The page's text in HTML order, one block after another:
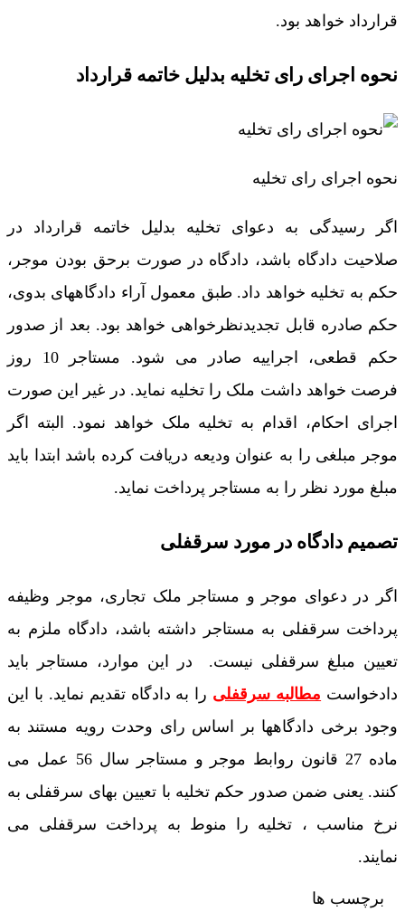
قرارداد خواهد بود.
نحوه اجرای رای تخلیه بدلیل خاتمه قرارداد
نحوه اجرای رای تخلیه
اگر رسیدگی به دعوای تخلیه بدلیل خاتمه قرارداد در
صلاحیت دادگاه باشد، دادگاه در صورت برحق بودن موجر،
حکم به تخلیه خواهد داد. طبق معمول آراء دادگاههای بدوی،
حکم صادره قابل تجدیدنظرخواهی خواهد بود. بعد از صدور
حکم قطعی، اجراییه صادر می شود. مستاجر 10 روز
فرصت خواهد داشت ملک را تخلیه نماید. در غیر این صورت
اجرای احکام، اقدام به تخلیه ملک خواهد نمود. البته اگر
موجر مبلغی را به عنوان ودیعه دریافت کرده باشد ابتدا باید
مبلغ مورد نظر را به مستاجر پرداخت نماید.
تصمیم دادگاه در مورد سرقفلی
اگر در دعوای موجر و مستاجر ملک تجاری، موجر وظیفه
پرداخت سرقفلی به مستاجر داشته باشد، دادگاه ملزم به
تعیین مبلغ سرقفلی نیست. در این موارد، مستاجر باید
دادخواست مطالبه سرقفلی را به دادگاه تقدیم نماید. با این
وجود برخی دادگاهها بر اساس رای وحدت رویه مستند به
ماده 27 قانون روابط موجر و مستاجر سال 56 عمل می
کنند. یعنی ضمن صدور حکم تخلیه با تعیین بهای سرقفلی به
نرخ مناسب ، تخلیه را منوط به پرداخت سرقفلی می
نمایند.
برچسب ها